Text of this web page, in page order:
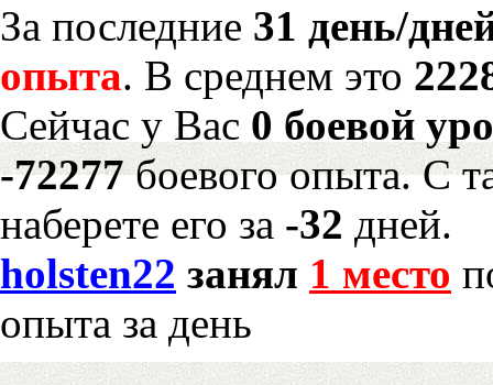
За последние 31 день/
опыта. В среднем это
Сейчас у Вас 0 боевой
-72277боевого опыта. С
наберете его за -32 дней.
holsten22 занял 1 место
опыта за день